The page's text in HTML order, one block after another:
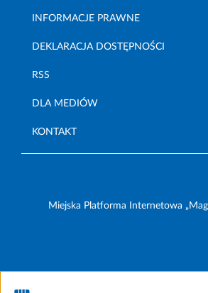
INFORMACJE PRAWNE
DEKLARACJA DOSTĘPNOŚCI
RSS
DLA MEDIÓW
KONTAKT
Miejska Platforma Internetowa